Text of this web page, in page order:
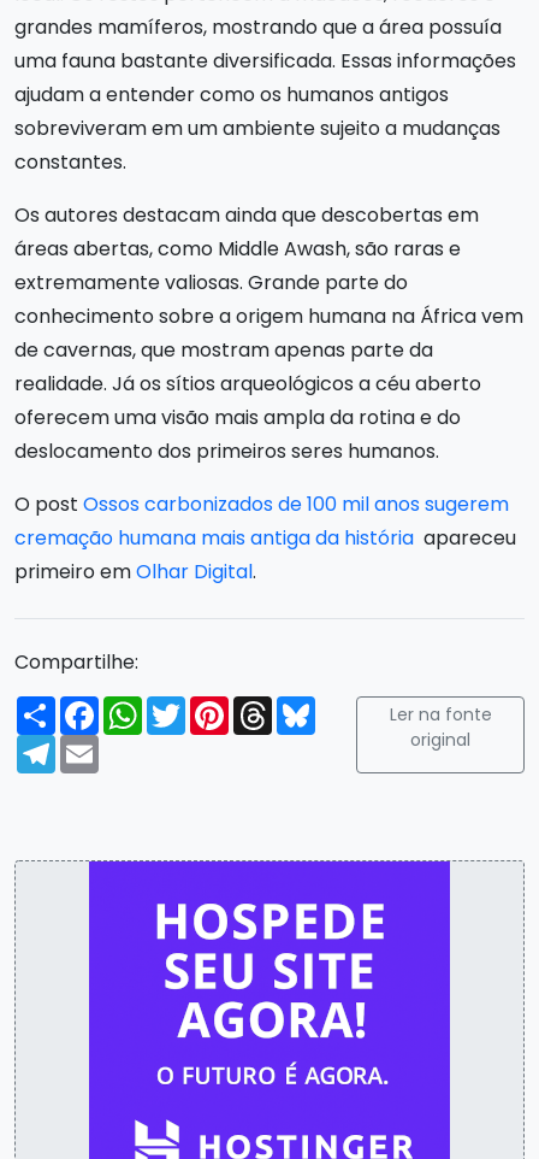
grandes mamíferos, mostrando que a área possuía
uma fauna bastante diversificada. Essas informações
ajudam a entender como os humanos antigos
sobreviveram em um ambiente sujeito a mudanças
constantes.
Os autores destacam ainda que descobertas em
áreas abertas, como Middle Awash, são raras e
extremamente valiosas. Grande parte do
conhecimento sobre a origem humana na África vem
de cavernas, que mostram apenas parte da
realidade. Já os sítios arqueológicos a céu aberto
oferecem uma visão mais ampla da rotina e do
deslocamento dos primeiros seres humanos.
O post Ossos carbonizados de 100 mil anos sugerem
cremação humana mais antiga da história apareceu
primeiro emOlhar Digital.
Compartilhe:
Compartilhar
FacebookWhatsApp
TwitterPinterest
ThreadsBluesky
Telegram
Email
Ler na fonte
original